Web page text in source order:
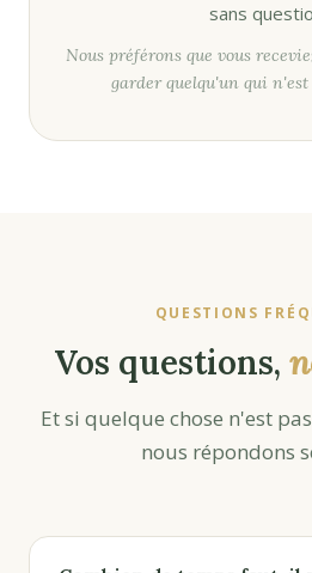
sans
Nous préférons que vous
garder quelqu'un qui n'est
QUESTIONS
Vos questions,
Et si quelque chose n'est
nous répondons